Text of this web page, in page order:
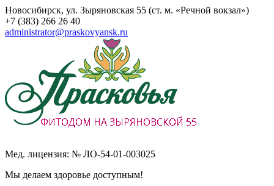
Новосибирск, ул. Зыряновская 55 (ст. м. «Речной вокзал»)
+7 (383) 266 26 40
administrator@praskovyansk.ru
Мед. лицензия: № ЛО-54-01-003025
Мы делаем здоровье доступным!